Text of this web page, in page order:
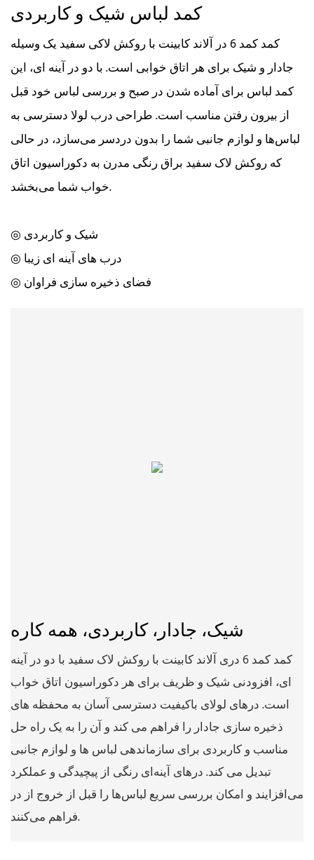
کمد لباس شیک و کاربردی
کمد کمد 6 در آلاند کابینت با روکش لاکی سفید یک وسیله
جادار و شیک برای هر اتاق خوابی است. با دو در آینه ای، این
کمد لباس برای آماده شدن در صبح و بررسی لباس خود قبل
از بیرون رفتن مناسب است. طراحی درب لولا دسترسی به
لباس‌ها و لوازم جانبی شما را بدون دردسر می‌سازد، در حالی
که روکش لاک سفید براق رنگی مدرن به دکوراسیون اتاق
خواب شما می‌بخشد.
◎ درب های آینه ای زیبا
◎ فضای ذخیره سازی فراوان
شیک، جادار، کاربردی، همه کاره
کمد کمد 6 دری آلاند کابینت با روکش لاک سفید با دو در آینه
ای، افزودنی شیک و ظریف برای هر دکوراسیون اتاق خواب
است. درهای لولای باکیفیت دسترسی آسان به محفظه های
ذخیره سازی جادار را فراهم می کند و آن را به یک راه حل
مناسب و کاربردی برای سازماندهی لباس ها و لوازم جانبی
تبدیل می کند. درهای آینه‌ای رنگی از پیچیدگی و عملکرد
می‌افزایند و امکان بررسی سریع لباس‌ها را قبل از خروج از در
فراهم می‌کنند.